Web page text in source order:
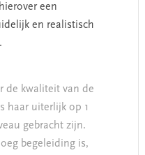
een
en realistisch
de kwaliteit van de
haar uiterlijk op 1
gebracht zijn.
begeleiding is,